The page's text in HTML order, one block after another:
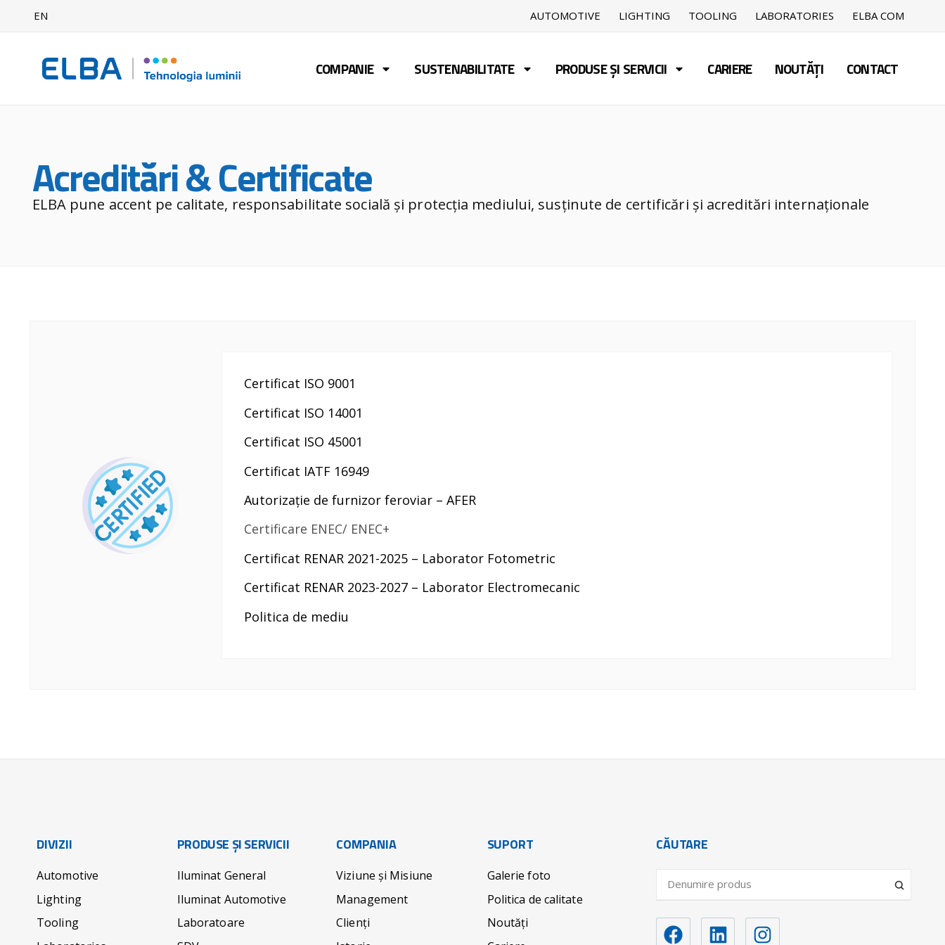
EN AUTOMOTIVE LIGHTING TOOLING LABORATORIES ELBA COM
COMPANIE SUSTENABILITATE PRODUSE ȘI SERVICII CARIERE NOUTĂȚI CONTACT
Acreditări & Certificate
ELBA pune accent pe calitate, responsabilitate socială și protecția mediului, susținute de certificări și acreditări internaționale
Certificat ISO 9001
Certificat ISO 14001
Certificat ISO 45001
Certificat IATF 16949
Autorizație de furnizor feroviar – AFER
Certificare ENEC/ ENEC+
Certificat RENAR 2021-2025 – Laborator Fotometric
Certificat RENAR 2023-2027 – Laborator Electromecanic
Politica de mediu
DIVIZII
Automotive
Lighting
Tooling
PRODUSE ȘI SERVICII
Iluminat General
Iluminat Automotive
Laboratoare
COMPANIA
Viziune și Misiune
Management
Clienți
SUPORT
Galerie foto
Politica de calitate
Noutăți
CĂUTARE